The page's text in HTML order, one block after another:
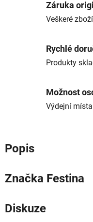
Záruka
Veškeré
Rychlé
Produkty
Možnost
Výdejní
Popis
Značka Festina
Diskuze